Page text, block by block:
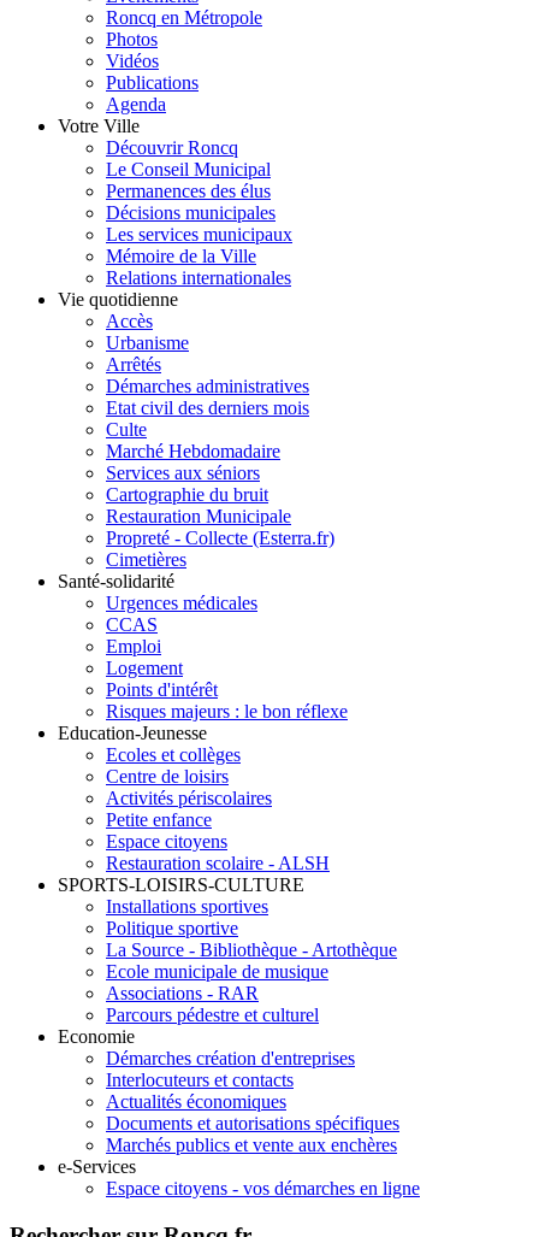
Roncq en Métropole
Photos
Vidéos
Publications
Agenda
Votre Ville
Découvrir Roncq
Le Conseil Municipal
Permanences des élus
Décisions municipales
Les services municipaux
Mémoire de la Ville
Relations internationales
Vie quotidienne
Accès
Urbanisme
Arrêtés
Démarches administratives
Etat civil des derniers mois
Culte
Marché Hebdomadaire
Services aux séniors
Cartographie du bruit
Restauration Municipale
Propreté - Collecte (Esterra.fr)
Cimetières
Santé-solidarité
Urgences médicales
CCAS
Emploi
Logement
Points d'intérêt
Risques majeurs : le bon réflexe
Education-Jeunesse
Ecoles et collèges
Centre de loisirs
Activités périscolaires
Petite enfance
Espace citoyens
Restauration scolaire - ALSH
SPORTS-LOISIRS-CULTURE
Installations sportives
Politique sportive
La Source - Bibliothèque - Artothèque
Ecole municipale de musique
Associations - RAR
Parcours pédestre et culturel
Economie
Démarches création d'entreprises
Interlocuteurs et contacts
Actualités économiques
Documents et autorisations spécifiques
Marchés publics et vente aux enchères
e-Services
Espace citoyens - vos démarches en ligne